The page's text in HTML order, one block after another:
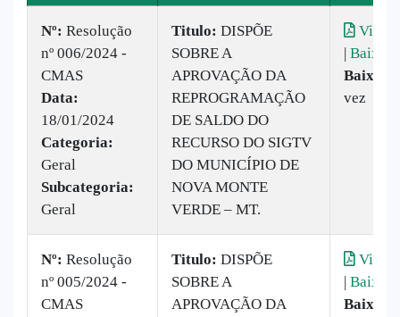
Nº: ​Resolução
nº 006/2024 -
CMAS
Data:
18/01/2024
Categoria:
Geral
Subcategoria:
Geral
Titulo: DISPÕE
SOBRE A
APROVAÇÃO DA
REPROGRAMAÇÃO
DE SALDO DO
RECURSO DO SIGTV
DO MUNICÍPIO DE
NOVA MONTE
VERDE – MT.
| Baixar
vez
Nº: ​Resolução
nº 005/2024 -
CMAS
Titulo: DISPÕE
SOBRE A
APROVAÇÃO DA
| Baixar